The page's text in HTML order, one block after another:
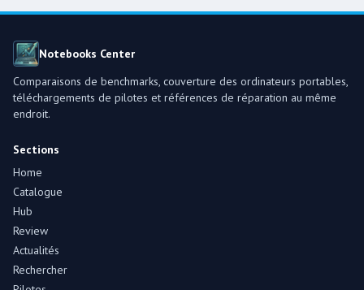
Notebooks Center
Comparaisons de benchmarks, couverture des ordinateurs portables,
téléchargements de pilotes et références de réparation au même
endroit.
Sections
Home
Catalogue
Hub
Review
Actualités
Rechercher